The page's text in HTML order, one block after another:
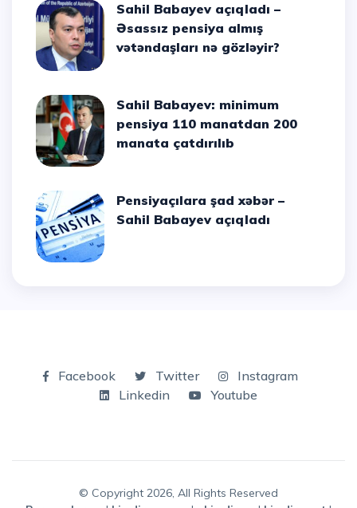
Sahil Babayev açıqladı –
Əsassız pensiya almış
vətəndaşları nə gözləyir?
Sahil Babayev: minimum
pensiya 110 manatdan 200
manata çatdırılıb
Pensiyaçılara şad xəbər –
Sahil Babayev açıqladı
Facebook Twitter
Instagram
Linkedin
Youtube
© Copyright 2026, All Rights Reserved